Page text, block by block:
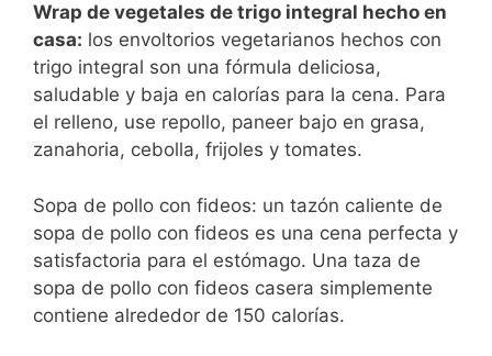
Wrap de vegetales de trigo integral hecho en
casa: los envoltorios vegetarianos hechos con
trigo integral son una fórmula deliciosa,
saludable y baja en calorías para la cena. Para
el relleno, use repollo, paneer bajo en grasa,
zanahoria, cebolla, frijoles y tomates.
Sopa de pollo con fideos: un tazón caliente de
sopa de pollo con fideos es una cena perfecta y
satisfactoria para el estómago. Una taza de
sopa de pollo con fideos casera simplemente
contiene alrededor de 150 calorías.